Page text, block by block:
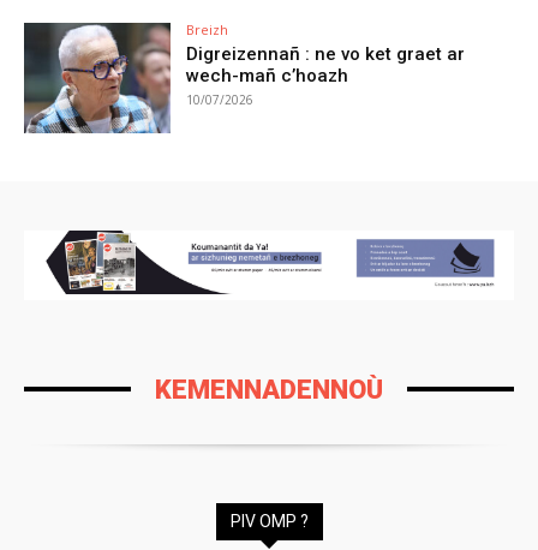
Breizh
Digreizennañ : ne vo ket graet ar
wech-mañ c’hoazh
10/07/2026
KEMENNADENNOÙ
PIV OMP ?